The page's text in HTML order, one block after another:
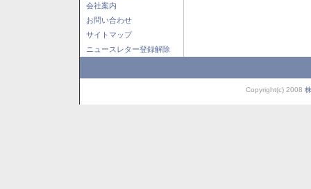
会社案内
お問い合わせ
サイトマップ
ニュースレター登録解除
Copyright(c) 2008